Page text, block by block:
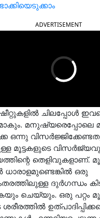
ADVERTISEMENT
ചിലപ്പോൾ
മനുഷ്യരെപ്പോലെ
ഒന്നു
മൂട്ടകളുടെ
തെളിവുകളാണ്.
ധാരാളമുണ്ടെങ്കിൽ ഒരു
ദുർഗന്ധം
ചെയ്യും. ഒരു പറ്റം